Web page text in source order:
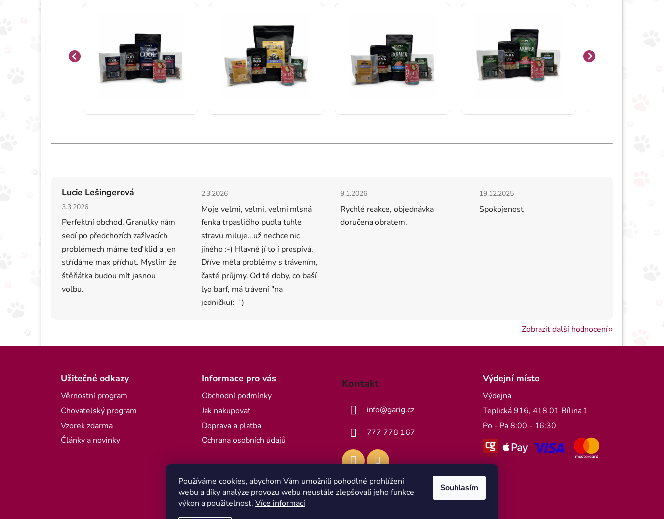
Používáme cookies, abychom Vám umožnili pohodlné prohlížení
webu a díky analýze provozu webu neustále zlepšovali jeho funkce,
výkon a použitelnost. Více informací
Souhlasím
Lucie Lešingerová
Hodnocení obchodu je 5 z 5 hvězdiček.
3.3.2026
Perfektní obchod. Granulky nám
sedí po předchozích zažívacích
problémech máme teď klid a jen
střídáme max příchuť. Myslím že
štěňátka budou mít jasnou
volbu.
Hodnocení obchodu je 5 z 5 hvězdiček.
2.3.2026
Moje velmi, velmi, velmi mlsná
fenka trpasličího pudla tuhle
stravu miluje...už nechce nic
jiného :-) Hlavně jí to i prospívá.
Dříve měla problémy s trávením,
časté průjmy. Od té doby, co baší
lyo barf, má trávení "na
jedničku):-¨)
Hodnocení obchodu je 5 z 5 hvězdiček.
9.1.2026
Rychlé reakce, objednávka
doručena obratem.
Hodnocení obchodu je 5 z 5 hvězdiček.
19.12.2025
Spokojenost
Zobrazit další hodnocení
Užitečné odkazy
Věrnostní program
Chovatelský program
Vzorek zdarma
Články a novinky
Informace pro vás
Obchodní podmínky
Jak nakupovat
Doprava a platba
Ochrana osobních údajů
Kontakt
info@garig.cz
777 778 167
Výdejní místo
Výdejna
Teplická 916, 418 01 Bílina 1
Po - Pa 8:00 - 16:30